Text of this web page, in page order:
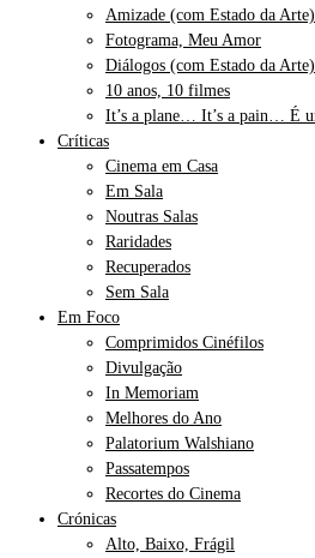
Amizade (com Estado da Arte)
Fotograma, Meu Amor
Diálogos (com Estado da Arte)
10 anos, 10 filmes
It’s a plane… It’s a pain… É
Críticas
Cinema em Casa
Em Sala
Noutras Salas
Raridades
Recuperados
Sem Sala
Em Foco
Comprimidos Cinéfilos
Divulgação
In Memoriam
Melhores do Ano
Palatorium Walshiano
Passatempos
Recortes do Cinema
Crónicas
Alto, Baixo, Frágil